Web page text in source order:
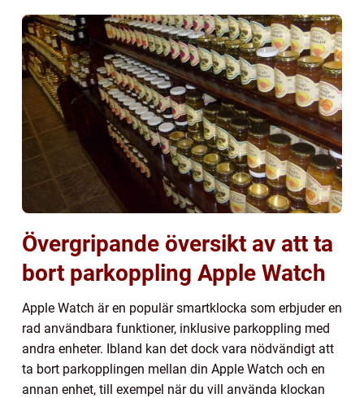
Övergripande översikt av att ta
bort parkoppling Apple Watch
Apple Watch är en populär smartklocka som erbjuder en
rad användbara funktioner, inklusive parkoppling med
andra enheter. Ibland kan det dock vara nödvändigt att
ta bort parkopplingen mellan din Apple Watch och en
annan enhet, till exempel när du vill använda klockan